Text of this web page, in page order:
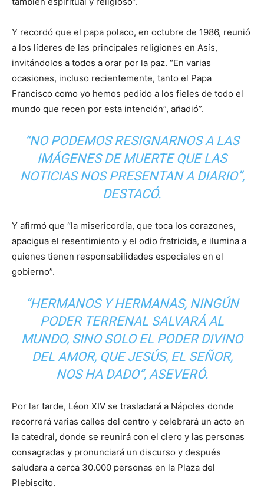
Y recordó que el papa polaco, en octubre de 1986, reunió
a los líderes de las principales religiones en Asís,
invitándolos a todos a orar por la paz. “En varias
ocasiones, incluso recientemente, tanto el Papa
Francisco como yo hemos pedido a los fieles de todo el
mundo que recen por esta intención”, añadió”.
“NO PODEMOS RESIGNARNOS A LAS
IMÁGENES DE MUERTE QUE LAS
NOTICIAS NOS PRESENTAN A DIARIO”,
DESTACÓ.
Y afirmó que “la misericordia, que toca los corazones,
apacigua el resentimiento y el odio fratricida, e ilumina a
quienes tienen responsabilidades especiales en el
gobierno”.
“HERMANOS Y HERMANAS, NINGÚN
PODER TERRENAL SALVARÁ AL
MUNDO, SINO SOLO EL PODER DIVINO
DEL AMOR, QUE JESÚS, EL SEÑOR,
NOS HA DADO”, ASEVERÓ.
Por lar tarde, Léon XIV se trasladará a Nápoles donde
recorrerá varias calles del centro y celebrará un acto en
la catedral, donde se reunirá con el clero y las personas
consagradas y pronunciará un discurso y después
saludara a cerca 30.000 personas en la Plaza del
Plebiscito.